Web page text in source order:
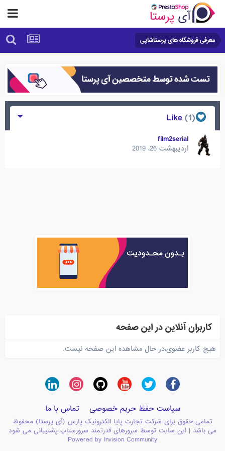
معرفی فروشگاه های پرستاشاپی
Like
(1)
film2serial
اردیبهشت 26، 2019
کاربران آنلاین در این صفحه
هیچ کاربر عضوی،در حال مشاهده این صفحه نیست.
سیاست حفظ حریم خصوصی تماس با ما
تمامی حقوق برای شرکت تجارت پایا الکترونیک پارس (آی پرستا) محفوظ
می باشد | این سایت توسط سرورهای قدرتمند سرورستاپ پشتیبانی می شود
Powered by Invision Community